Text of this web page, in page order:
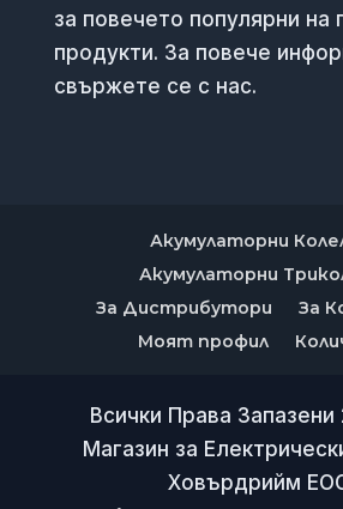
за повечето популярни на
продукти. За повече
свържете се с нас.
Акумулаторни
Акумулаторни
За Дистрибутори
За
Моят профил
Всички Права Запазени
Магазин за
Ховърдрийм